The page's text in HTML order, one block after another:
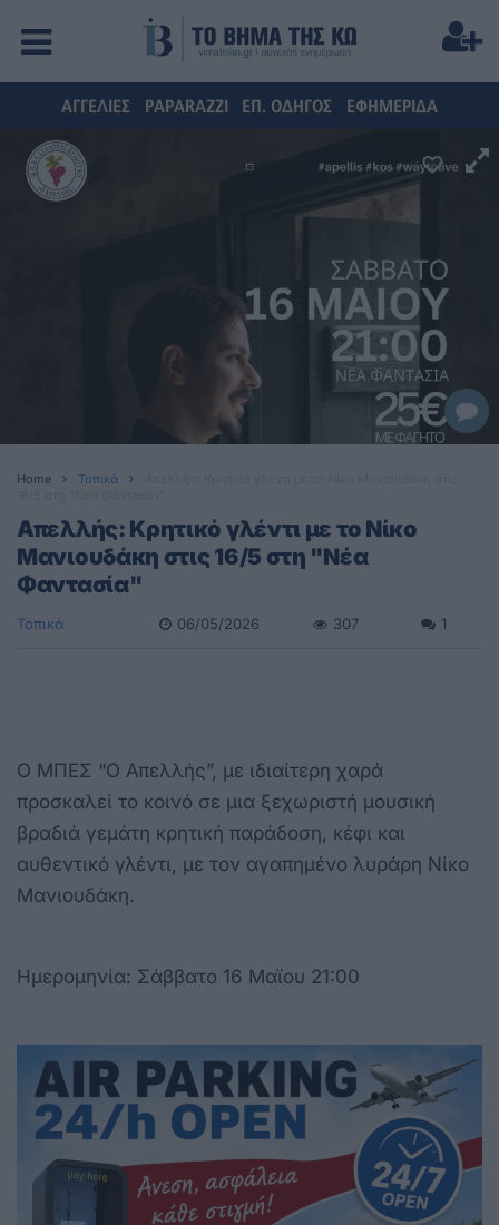
ΑΓΓΕΛΙΕΣ PAPARAZZI ΕΠ. ΟΔΗΓΟΣ ΕΦΗΜΕΡΙΔΑ
Home Τοπικά
Απελλής: Κρητικό γλέντι με το Νίκο
Μανιουδάκη στις 16/5 στη "Νέα
Φαντασία"
Τοπικά 06/05/2026 307 1
Ο ΜΠΕΣ “Ο Απελλής”, με ιδιαίτερη χαρά
προσκαλεί το κοινό σε μια ξεχωριστή μουσική
βραδιά γεμάτη κρητική παράδοση, κέφι και
αυθεντικό γλέντι, με τον αγαπημένο λυράρη Νίκο
Μανιουδάκη.
Ημερομηνία: Σάββατο 16 Μαϊου 21:00